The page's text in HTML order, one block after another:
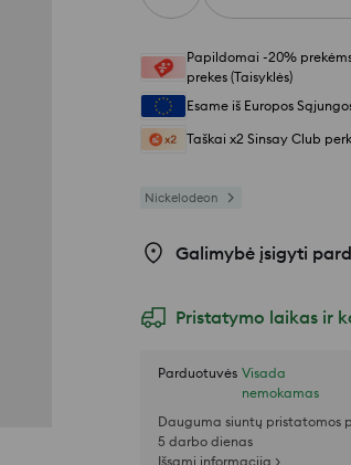
Papildomai -20%
prekes (Taisyklės)
Esame iš Europos
Taškai x2 Sinsay Club
Nickelodeon
Galimybė įsigyti
Pristatymo laikas ir
Parduotuvės Visada
nemokamas
Dauguma siuntų pristatomos
5 darbo dienas
Išsami informacija >